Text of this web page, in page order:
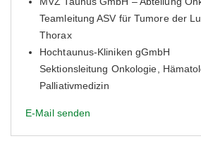
Teamleitung ASV für Tumore der
Thorax
Hochtaunus-Kliniken gGmbH
Sektionsleitung Onkologie,
Palliativmedizin
E-Mail senden